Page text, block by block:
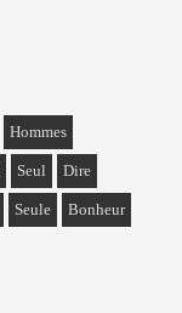
Hommes
Seul Dire
Seule Bonheur